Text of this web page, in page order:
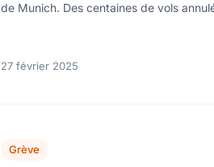
de Munich. Des centaines de vols
27 février 2025
Grève